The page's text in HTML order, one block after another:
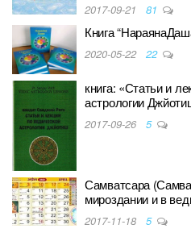
2017-09-21 81
Книга
2020-05-22 22
книга: «Статьи и
астрологии
2017-09-26 5
Самватсара
мироздании и в
2017-11-18 5